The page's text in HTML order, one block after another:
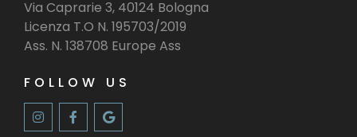
Via Caprarie 3, 40124 Bologna
Licenza T.O N. 195703/2019
Ass. N. 138708 Europe Ass
FOLLOW US